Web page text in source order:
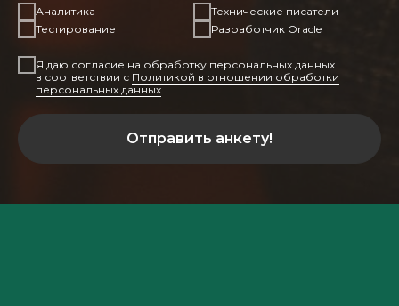
Аналитика
Технические писатели
Тестирование
Разработчик Oracle
Я даю согласие на обработку персональных данных
в соответствии с Политикой в отношении обработки
персональных данных
Отправить анкету!